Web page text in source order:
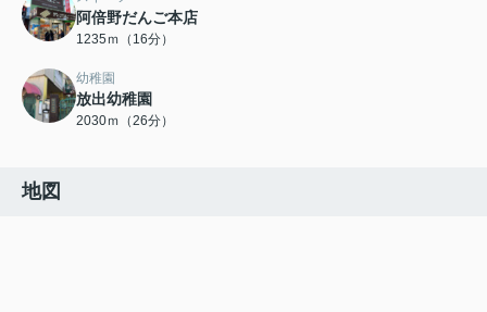
阿倍野だんご本店
1235ｍ（16分）
幼稚園
放出幼稚園
2030ｍ（26分）
地図